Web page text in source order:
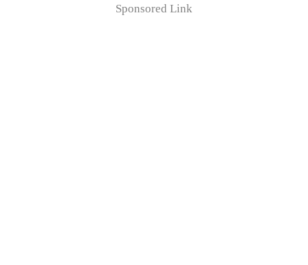
Sponsored Link